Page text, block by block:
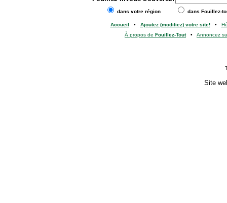
dans votre région dans Fouillez-
Accueil • Ajoutez (modifiez) votre site!•
À propos de Fouillez-Tout• Annoncez
Site